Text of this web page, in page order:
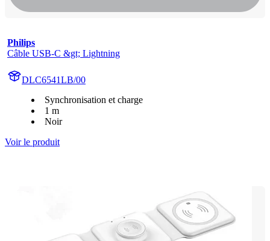
Philips
Câble USB-C &gt; Lightning
DLC6541LB/00
Synchronisation et charge
1 m
Noir
Voir le produit